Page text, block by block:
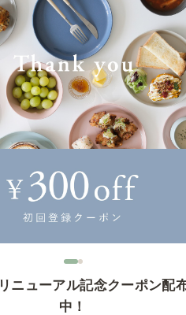
圧迫感を抑えるアイデアをご紹
2026年1月09日(金)
をご紹介
ニューアル記念クーポン配
中！